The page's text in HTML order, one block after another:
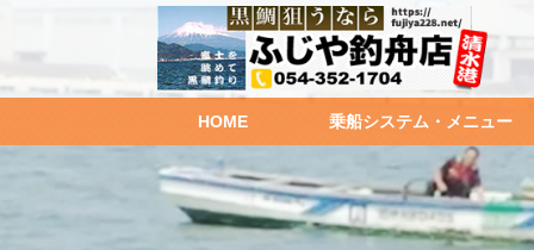
HOME 乗船システム・メニュー